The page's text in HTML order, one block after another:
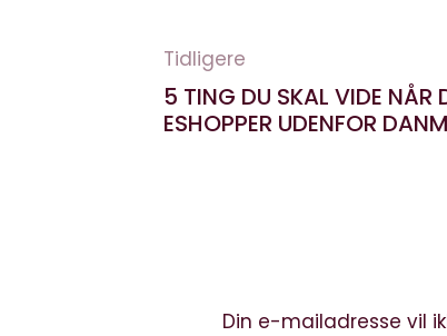
Tidligere
5 TING DU SKAL VIDE NÅR
ESHOPPER UDENFOR
Din e-mailadresse vil